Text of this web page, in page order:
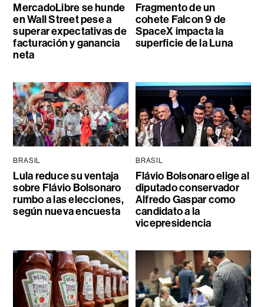
MercadoLibre se hunde
en Wall Street pese a
superar expectativas de
facturación y ganancia
neta
Fragmento de un
cohete Falcon 9 de
SpaceX impacta la
superficie de la Luna
BRASIL
Lula reduce su ventaja
sobre Flávio Bolsonaro
rumbo a las elecciones,
según nueva encuesta
BRASIL
Flávio Bolsonaro elige al
diputado conservador
Alfredo Gaspar como
candidato a la
vicepresidencia